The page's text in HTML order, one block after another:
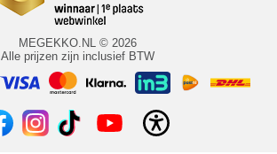
MEGEKKO.NL © 2026
Alle prijzen zijn inclusief BTW